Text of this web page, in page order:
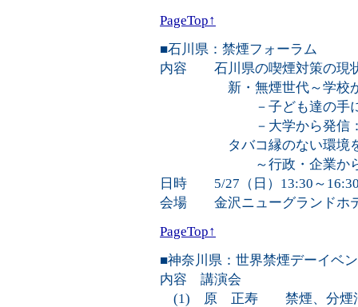
PageTop↑
■石川県：禁煙フォーラム
内容 石川県の喫煙対策の現
新・無煙世代～学校か
－子ども達の手による
－大学から発信：喫煙
タバコ縁のない環境を
～行政・企業からの
日時 5/27（日）13:30～
会場 金沢ニューグランドホ
PageTop↑
■神奈川県：世界禁煙デーイベ
内容 講演会
(1) 原 正寿 禁煙、分煙活